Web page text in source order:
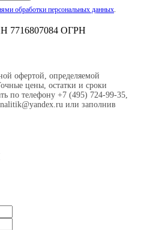
обработки персональных данных.
ОГРН
офертой, определяемой
цены, остатки и сроки
по телефону +7 (495) 724-99-35,
или заполнив